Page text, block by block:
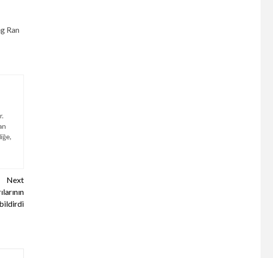
Ran
Next